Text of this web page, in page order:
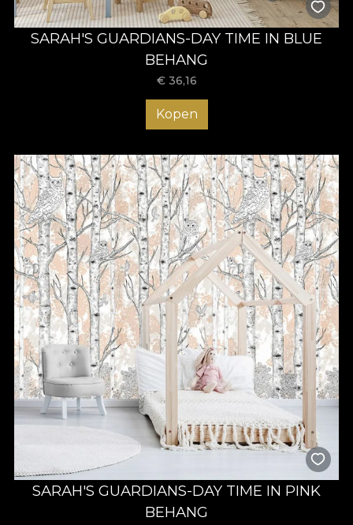
SARAH'S GUARDIANS-DAY TIME IN BLUE
BEHANG
€ 36,16
Kopen
SARAH'S GUARDIANS-DAY TIME IN PINK
BEHANG